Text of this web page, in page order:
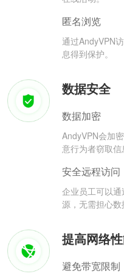
匿名浏览
通过AndyVPN
息得到保护。
数据安全
数据加密
AndyVPN会加
意行为者窃取信
安全远程访问
企业员工可以
源，无需担心数
提高网络
避免带宽限制